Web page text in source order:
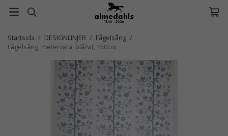
Startsida / DESIGNLINJER / Fågelsång /
Fågelsång, metervara, blå/vit, 150cm